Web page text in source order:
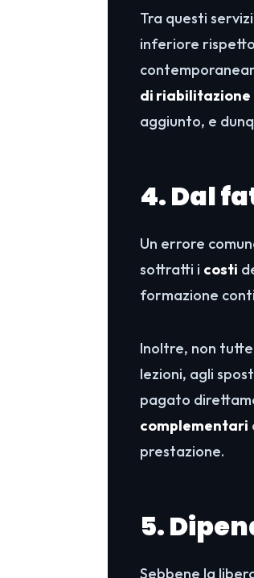
Tra questi
inferiore
di
aggiunto, e
4. Dal
Un errore
sottratti i costi
formazione
Inoltre, non
lezioni, agli
pagato
complementari
prestazione.
5.
Sebbene la